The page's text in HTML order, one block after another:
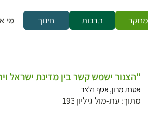
מחקר תרבות חינוך מי
"הצנור ישמש קשר בין מדינת ישראל
אסנת מרון, אסף זלצר
מתוך: עת-מול גיליון 193